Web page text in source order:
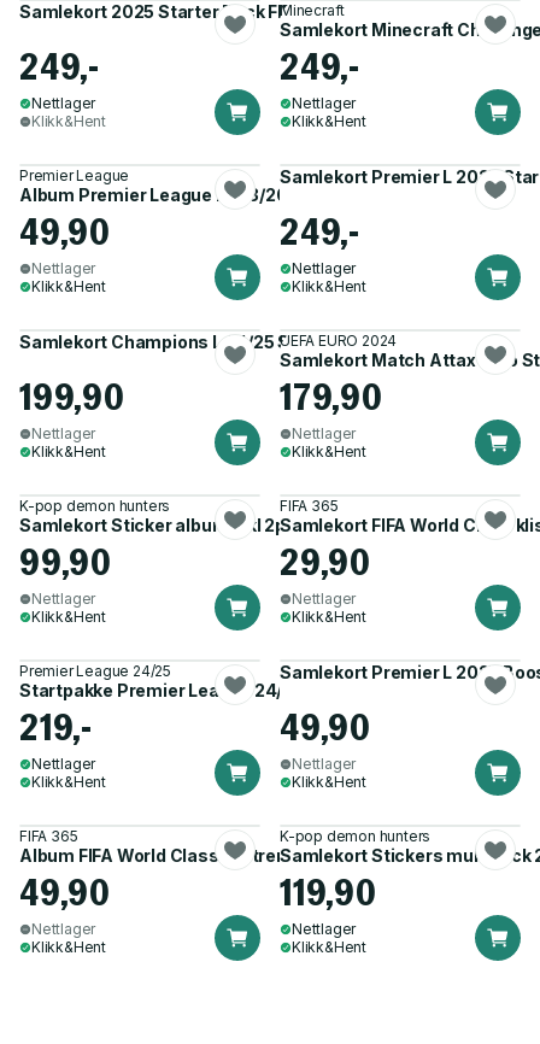
Samlekort 2025 Starter Pack FIFA 365
249,-
Nettlager
Klikk&Hent
Minecraft
Samlekort Minecraft
249,-
Nettlager
Klikk&Hent
Premier League
Album Premier League 2023/2024
49,90
Nettlager
Klikk&Hent
Samlekort Premier L 2025
249,-
Nettlager
Klikk&Hent
Samlekort Champions L 24/25 Start pakk
199,90
Nettlager
Klikk&Hent
UEFA EURO 2024
Samlekort Match Attax Euro
179,90
Nettlager
Klikk&Hent
K-pop demon hunters
Samlekort Sticker album inkl 2pack KPDH
99,90
Nettlager
Klikk&Hent
FIFA 365
Samlekort FIFA World Class
29,90
Nettlager
Klikk&Hent
Premier League 24/25
Startpakke Premier League 24/25
219,-
Nettlager
Klikk&Hent
Samlekort Premier L 2025
49,90
Nettlager
Klikk&Hent
FIFA 365
Album FIFA World Class klistremerker
49,90
Nettlager
Klikk&Hent
K-pop demon hunters
Samlekort Stickers multipack
119,90
Nettlager
Klikk&Hent